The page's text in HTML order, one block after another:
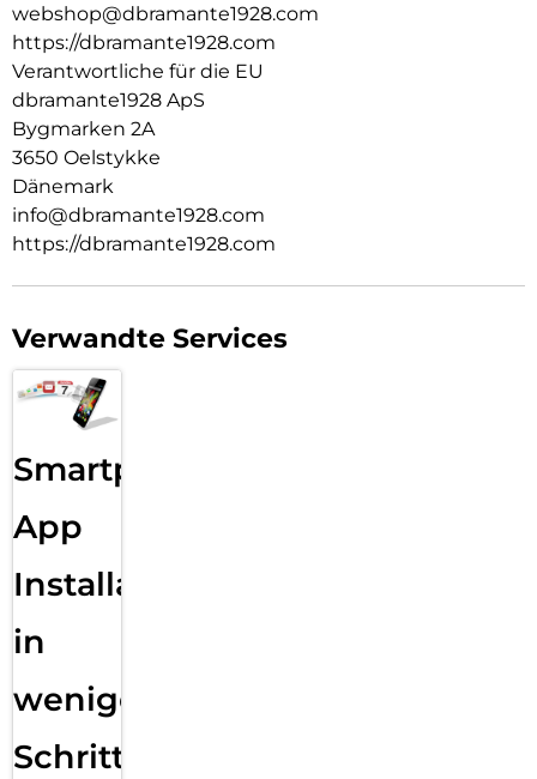
webshop@dbramante1928.com
https://dbramante1928.com
Verantwortliche für die EU
dbramante1928 ApS
Bygmarken 2A
3650 Oelstykke
Dänemark
info@dbramante1928.com
https://dbramante1928.com
Verwandte Services
Smartphone
App
Installation
in
wenigen
Schritten